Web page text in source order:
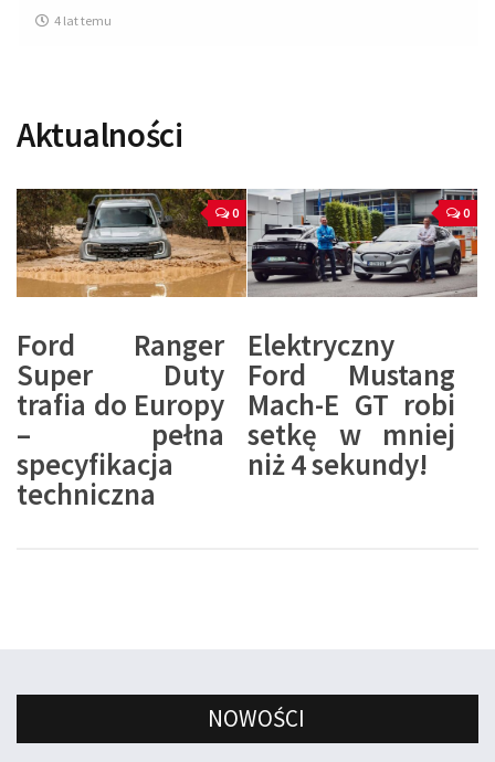
4 lat temu
Aktualności
0
Ford Ranger
Super Duty
trafia do Europy
– pełna
specyfikacja
techniczna
0
Elektryczny
Ford Mustang
Mach-E GT robi
setkę w mniej
niż 4 sekundy!
NOWOŚCI